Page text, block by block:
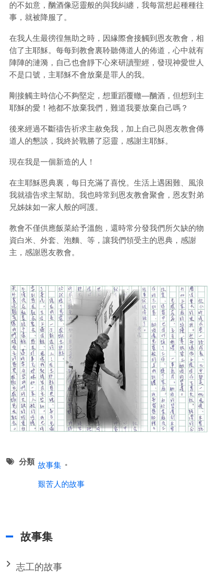
的不如意，酗酒像惡靈般的與我糾纏，我每當想起種種往
事，就被降服了。
在我人生最徬徨無助之時，因緣際會接觸到恩友教會，相
信了主耶穌。每每到教會裏聆聽傳道人的佈道，心中就有
陣陣的漣漪，自己也會靜下心來研讀聖經，發現神愛世人
不是口號，主耶穌不會放棄是罪人的我。
剛接觸主時信心不夠堅定，想重蹈覆轍―酗酒，但想到主
耶穌的愛！祂都不放棄我們，難道我要放棄自己嗎？
後來經過不斷禱告祈求主赦免我，加上自己與恩友教會傳
道人的懇談，我終於戰勝了惡靈，感謝主耶穌。
現在我是一個新造的人！
在主耶穌恩典裏，每日充滿了喜悅。生活上遇困難、風浪
我就禱告求主幫助。我也時常到恩友教會聚會，恩友對弟
兄姊妹如一家人般的呵護。
教會不僅供應飯菜給予溫飽，還時常分發我們所欠缺的物
資白米、外套、泡麵、等，讓我們領受主的恩典，感謝
主，感謝恩友教會。
分類 故事集
艱苦人的故事
故事集
志工的故事